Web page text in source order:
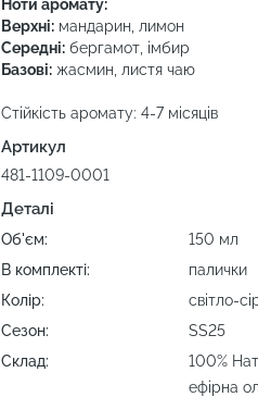
Ноти аромату:
Верхні: мандарин, лимон
Середні: бергамот, імбир
Базові: жасмин, листя чаю
Стійкість аромату: 4-7 місяців
Артикул
481-1109-0001
Деталі
Об'єм:
150 мл
В комплекті:
палички
Колір:
світло-
Сезон:
SS25
Склад:
100%
ефірна